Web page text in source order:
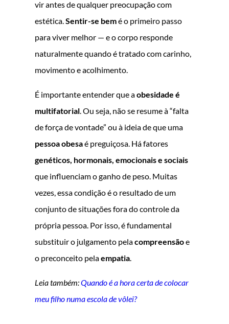
vir antes de qualquer preocupação com
estética.Sentir-se bemé o primeiro passo
para viver melhor — e o corpo responde
naturalmente quando é tratado com carinho,
movimento e acolhimento.
É importante entender que aobesidade é
multifatorial. Ou seja, não se resume à “falta
de força de vontade” ou à ideia de que uma
pessoa obesaé preguiçosa. Há fatores
genéticos, hormonais, emocionais e sociais
que influenciam o ganho de peso. Muitas
vezes, essa condição é o resultado de um
conjunto de situações fora do controle da
própria pessoa. Por isso, é fundamental
substituir o julgamento pelacompreensãoe
o preconceito pelaempatia.
Leia também:Quando é a hora certa de colocar
meu filho numa escola de vôlei?